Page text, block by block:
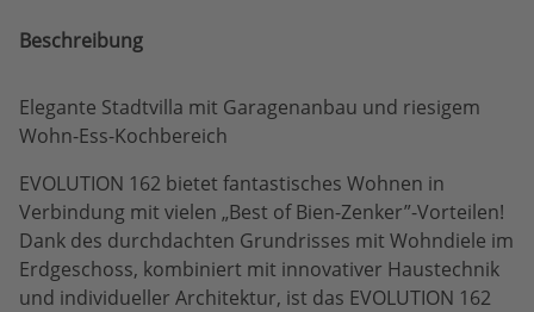
Beschreibung
Elegante Stadtvilla mit Garagenanbau und riesigem
Wohn-Ess-Kochbereich
EVOLUTION 162 bietet fantastisches Wohnen in
Verbindung mit vielen „Best of Bien-Zenker”-Vorteilen!
Dank des durchdachten Grundrisses mit Wohndiele im
Erdgeschoss, kombiniert mit innovativer Haustechnik
und individueller Architektur, ist das EVOLUTION 162